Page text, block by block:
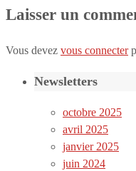
Laisser un
Vous devez vous connecter
Newsletters
octobre 2025
avril 2025
janvier 2025
juin 2024